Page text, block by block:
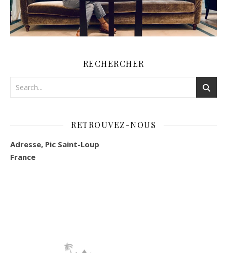
RECHERCHER
RETROUVEZ-NOUS
Adresse, Pic Saint-Loup
France